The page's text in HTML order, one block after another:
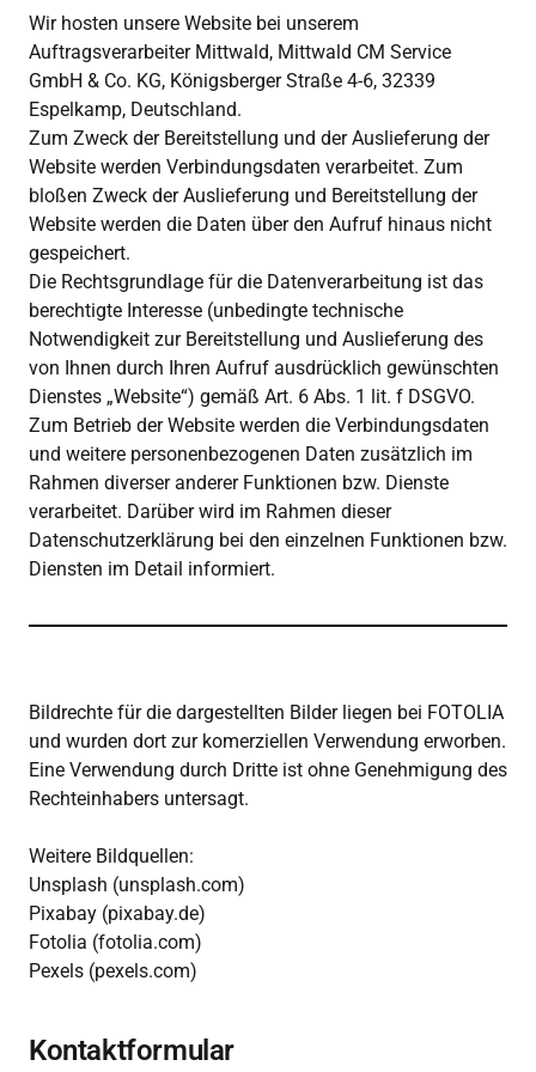
Wir hosten unsere Website bei unserem
Auftragsverarbeiter Mittwald, Mittwald CM Service
GmbH & Co. KG, Königsberger Straße 4-6, 32339
Espelkamp, Deutschland.
Zum Zweck der Bereitstellung und der Auslieferung der
Website werden Verbindungsdaten verarbeitet. Zum
bloßen Zweck der Auslieferung und Bereitstellung der
Website werden die Daten über den Aufruf hinaus nicht
gespeichert.
Die Rechtsgrundlage für die Datenverarbeitung ist das
berechtigte Interesse (unbedingte technische
Notwendigkeit zur Bereitstellung und Auslieferung des
von Ihnen durch Ihren Aufruf ausdrücklich gewünschten
Dienstes „Website“) gemäß Art. 6 Abs. 1 lit. f DSGVO.
Zum Betrieb der Website werden die Verbindungsdaten
und weitere personenbezogenen Daten zusätzlich im
Rahmen diverser anderer Funktionen bzw. Dienste
verarbeitet. Darüber wird im Rahmen dieser
Datenschutzerklärung bei den einzelnen Funktionen bzw.
Diensten im Detail informiert.
Bildrechte für die dargestellten Bilder liegen bei FOTOLIA
und wurden dort zur komerziellen Verwendung erworben.
Eine Verwendung durch Dritte ist ohne Genehmigung des
Rechteinhabers untersagt.
Weitere Bildquellen:
Unsplash (unsplash.com)
Pixabay (pixabay.de)
Fotolia (fotolia.com)
Pexels (pexels.com)
Kontaktformular